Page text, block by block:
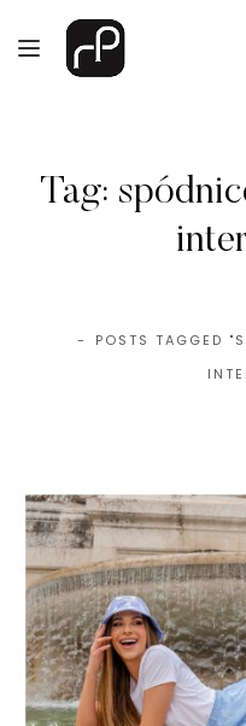
Tag:
POSTS TAGGED